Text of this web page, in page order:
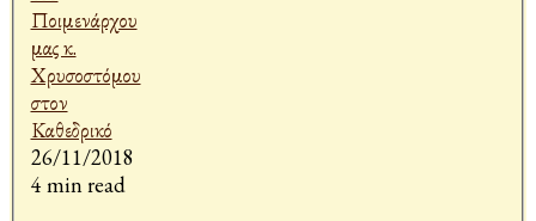
26/11/2018
4 min read